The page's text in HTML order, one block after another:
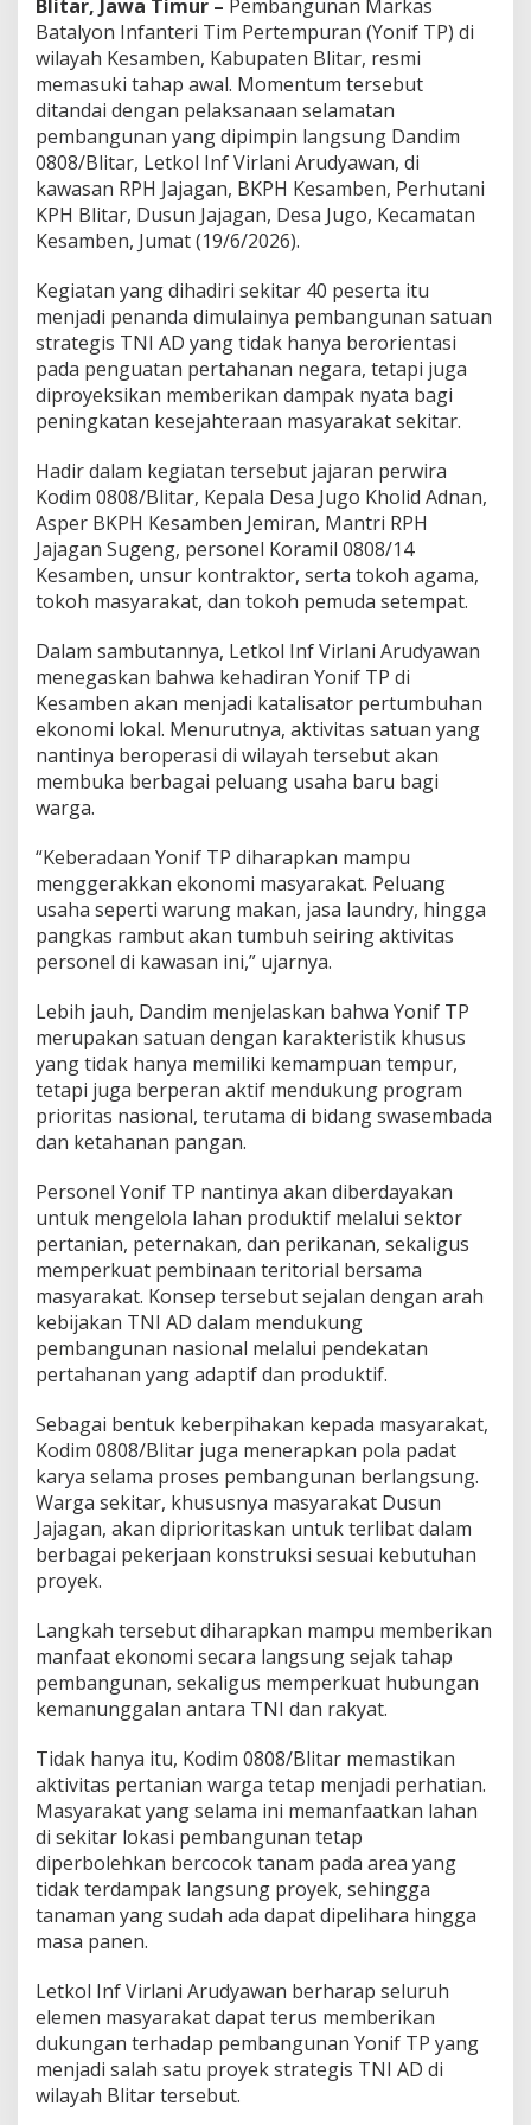
s
a
m
b
e
n
,
B
u
k
a
L
p
a
g
a
n
K
j
a
d
a
n
P
e
k
u
a
t
K
e
n
a
n
P
n
a
n
Blitar, Jawa Timur – Pembangunan Markas
Batalyon Infanteri Tim Pertempuran (Yonif TP) di
wilayah Kesamben, Kabupaten Blitar, resmi
memasuki tahap awal. Momentum tersebut
ditandai dengan pelaksanaan selamatan
pembangunan yang dipimpin langsung Dandim
0808/Blitar, Letkol Inf Virlani Arudyawan, di
kawasan RPH Jajagan, BKPH Kesamben, Perhutani
KPH Blitar, Dusun Jajagan, Desa Jugo, Kecamatan
Kesamben, Jumat (19/6/2026).
Kegiatan yang dihadiri sekitar 40 peserta itu
menjadi penanda dimulainya pembangunan satuan
strategis TNI AD yang tidak hanya berorientasi
pada penguatan pertahanan negara, tetapi juga
diproyeksikan memberikan dampak nyata bagi
peningkatan kesejahteraan masyarakat sekitar.
Hadir dalam kegiatan tersebut jajaran perwira
Kodim 0808/Blitar, Kepala Desa Jugo Kholid Adnan,
Asper BKPH Kesamben Jemiran, Mantri RPH
Jajagan Sugeng, personel Koramil 0808/14
Kesamben, unsur kontraktor, serta tokoh agama,
tokoh masyarakat, dan tokoh pemuda setempat.
Dalam sambutannya, Letkol Inf Virlani Arudyawan
menegaskan bahwa kehadiran Yonif TP di
Kesamben akan menjadi katalisator pertumbuhan
ekonomi lokal. Menurutnya, aktivitas satuan yang
nantinya beroperasi di wilayah tersebut akan
membuka berbagai peluang usaha baru bagi
warga.
“Keberadaan Yonif TP diharapkan mampu
menggerakkan ekonomi masyarakat. Peluang
usaha seperti warung makan, jasa laundry, hingga
pangkas rambut akan tumbuh seiring aktivitas
personel di kawasan ini,” ujarnya.
Lebih jauh, Dandim menjelaskan bahwa Yonif TP
merupakan satuan dengan karakteristik khusus
yang tidak hanya memiliki kemampuan tempur,
tetapi juga berperan aktif mendukung program
prioritas nasional, terutama di bidang swasembada
dan ketahanan pangan.
Personel Yonif TP nantinya akan diberdayakan
untuk mengelola lahan produktif melalui sektor
pertanian, peternakan, dan perikanan, sekaligus
memperkuat pembinaan teritorial bersama
masyarakat. Konsep tersebut sejalan dengan arah
kebijakan TNI AD dalam mendukung
pembangunan nasional melalui pendekatan
pertahanan yang adaptif dan produktif.
Sebagai bentuk keberpihakan kepada masyarakat,
Kodim 0808/Blitar juga menerapkan pola padat
karya selama proses pembangunan berlangsung.
Warga sekitar, khususnya masyarakat Dusun
Jajagan, akan diprioritaskan untuk terlibat dalam
berbagai pekerjaan konstruksi sesuai kebutuhan
proyek.
Langkah tersebut diharapkan mampu memberikan
manfaat ekonomi secara langsung sejak tahap
pembangunan, sekaligus memperkuat hubungan
kemanunggalan antara TNI dan rakyat.
Tidak hanya itu, Kodim 0808/Blitar memastikan
aktivitas pertanian warga tetap menjadi perhatian.
Masyarakat yang selama ini memanfaatkan lahan
di sekitar lokasi pembangunan tetap
diperbolehkan bercocok tanam pada area yang
tidak terdampak langsung proyek, sehingga
tanaman yang sudah ada dapat dipelihara hingga
masa panen.
Letkol Inf Virlani Arudyawan berharap seluruh
elemen masyarakat dapat terus memberikan
dukungan terhadap pembangunan Yonif TP yang
menjadi salah satu proyek strategis TNI AD di
wilayah Blitar tersebut.